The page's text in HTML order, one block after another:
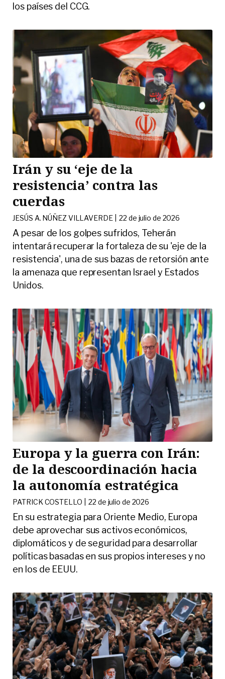
los países del CCG.
Irán y su ‘eje de la
resistencia’ contra las
cuerdas
JESÚS A. NÚÑEZ VILLAVERDE |22 de julio de 2026
A pesar de los golpes sufridos, Teherán
intentará recuperar la fortaleza de su 'eje de la
resistencia', una de sus bazas de retorsión ante
la amenaza que representan Israel y Estados
Unidos.
Europa y la guerra con Irán:
de la descoordinación hacia
la autonomía estratégica
PATRICK COSTELLO |22 de julio de 2026
En su estrategia para Oriente Medio, Europa
debe aprovechar sus activos económicos,
diplomáticos y de seguridad para desarrollar
políticas basadas en sus propios intereses y no
en los de EEUU.